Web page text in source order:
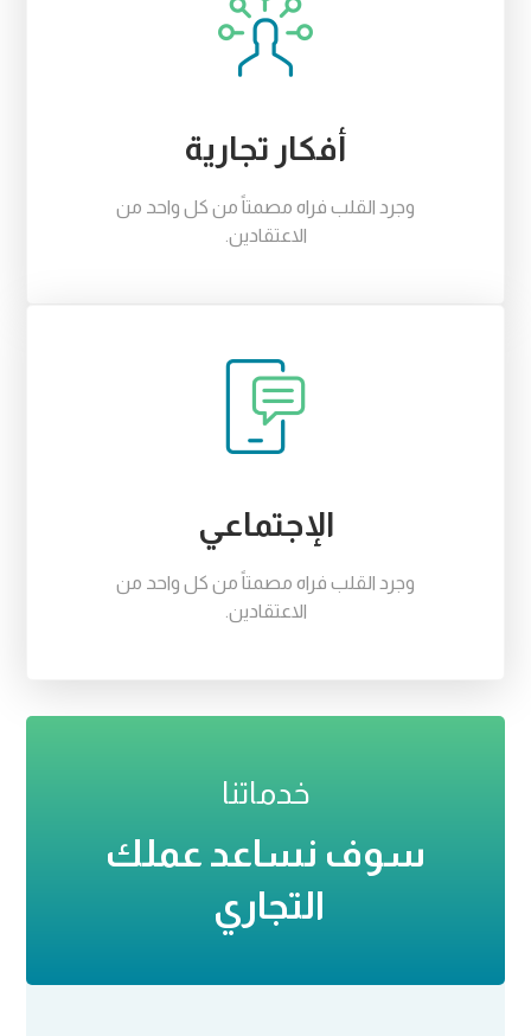
أفكار تجارية
وجرد القلب فراه مصمتاً من كل واحد من
الاعتقادين.
الإجتماعي
وجرد القلب فراه مصمتاً من كل واحد من
الاعتقادين.
خدماتنا
سوف نساعد عملك
التجاري